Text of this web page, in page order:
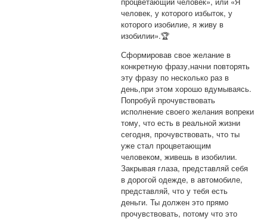
человек, у которого избыток, у
которого изобилие, я живу в
изобилии».🏆
Сформировав свое желание в
конкретную фразу,начни повторять
эту фразу по несколько раз в
день,при этом хорошо вдумываясь.
Попробуй прочувствовать
исполнение своего желания вопреки
тому, что есть в реальной жизни
сегодня, прочувствовать, что ты
уже стал процветающим
человеком, живешь в изобилии.
Закрывая глаза, представляй себя
в дорогой одежде, в автомобиле,
представляй, что у тебя есть
деньги. Ты должен это прямо
прочувствовать, потому что это